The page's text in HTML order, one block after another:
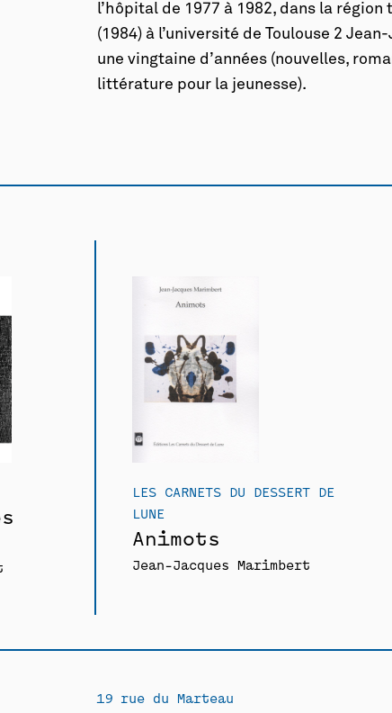
l’hôpital de 1977 à 1982, dans la
(1984) à l’université de Toulouse 2
une vingtaine d’années (nouvelles,
littérature pour la jeunesse).
LES CARNETS DU DESSERT DE
LUNE
Animots
Jean-Jacques Marimbert
19 rue du Marteau